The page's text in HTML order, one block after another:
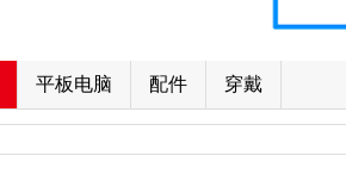
平板电脑 配件 穿戴